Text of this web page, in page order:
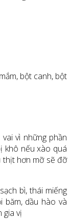
bột canh, bột
vì những phần
khô nếu xào quá
thịt hơn mỡ sẽ đỡ
bì, thái miếng
băm, dầu hào và
gia vị